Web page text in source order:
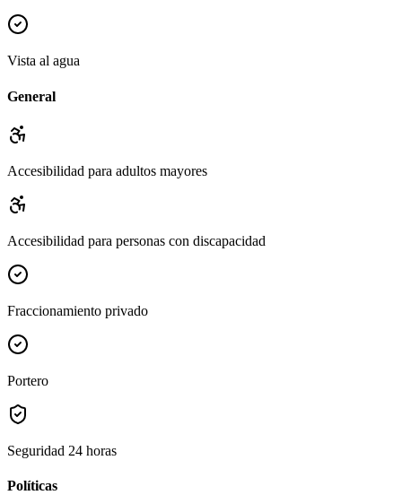
Vista al agua
General
Accesibilidad para adultos mayores
Accesibilidad para personas con discapacidad
Fraccionamiento privado
Portero
Seguridad 24 horas
Políticas